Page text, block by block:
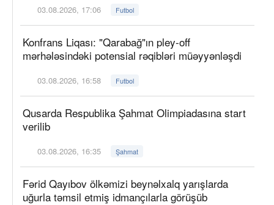
03.08.2026, 17:06 Futbol
Konfrans Liqası: "Qarabağ"ın pley-off
mərhələsindəki potensial rəqibləri müəyyənləşdi
03.08.2026, 16:58 Futbol
Qusarda Respublika Şahmat Olimpiadasına start
verilib
03.08.2026, 16:35 Şahmat
Fərid Qayıbov ölkəmizi beynəlxalq yarışlarda
uğurla təmsil etmiş idmançılarla görüşüb